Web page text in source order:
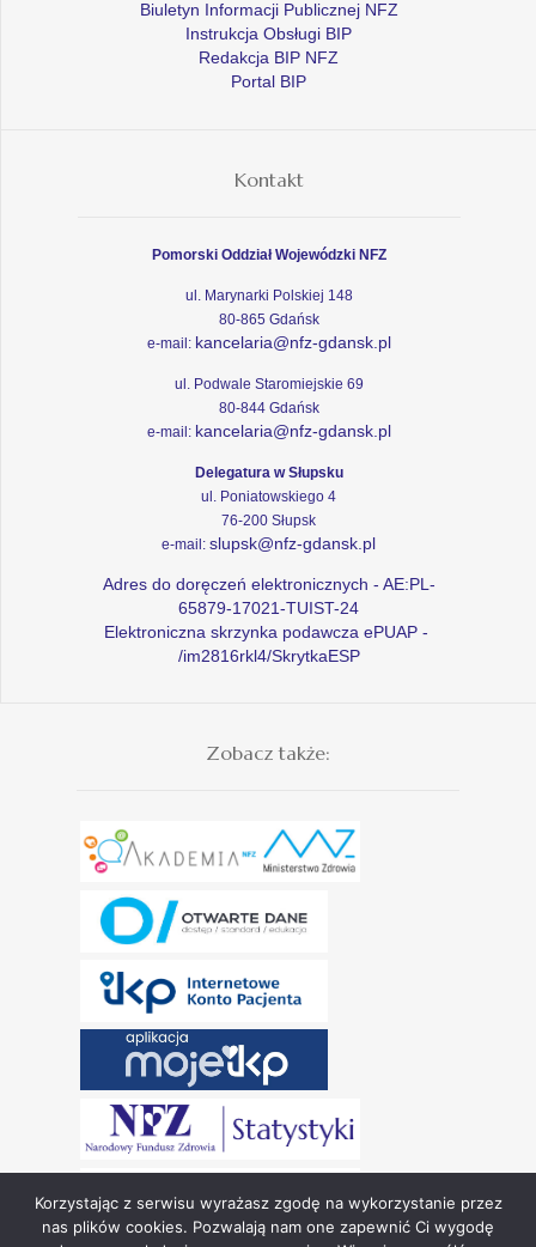
Biuletyn Informacji Publicznej NFZ
Instrukcja Obsługi BIP
Redakcja BIP NFZ
Portal BIP
Kontakt
Pomorski Oddział Wojewódzki NFZ
ul. Marynarki Polskiej 148
80-865 Gdańsk
e-mail: kancelaria@nfz-gdansk.pl
ul. Podwale Staromiejskie 69
80-844 Gdańsk
e-mail: kancelaria@nfz-gdansk.pl
Delegatura w Słupsku
ul. Poniatowskiego 4
76-200 Słupsk
e-mail: slupsk@nfz-gdansk.pl
Adres do doręczeń elektronicznych - AE:PL-
65879-17021-TUIST-24
Elektroniczna skrzynka podawcza ePUAP -
/im2816rkl4/SkrytkaESP
Zobacz także:
Korzystając z serwisu wyrażasz zgodę na wykorzystanie przez
nas plików cookies. Pozwalają nam one zapewnić Ci wygodę